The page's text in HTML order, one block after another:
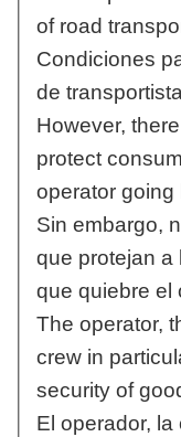
of road
Condiciones
de
However,
protect
operator going
Sin embargo,
que protejan a
que quiebre el
The operator,
crew in
security of
El operador,